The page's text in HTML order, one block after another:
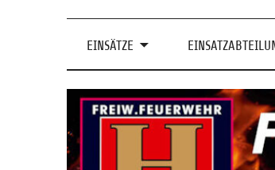
EINSÄTZE